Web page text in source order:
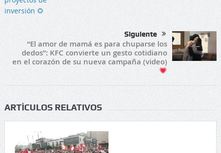
Siguiente
“El amor de mamá es para chuparse los
dedos”: KFC convierte un gesto cotidiano
en el corazón de su nueva campaña (video)
ARTÍCULOS RELATIVOS